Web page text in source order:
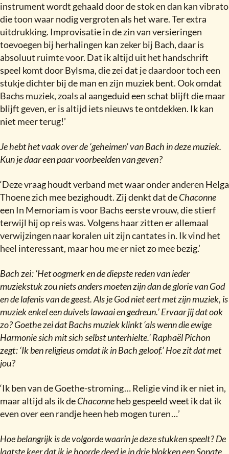
instrument wordt gehaald door de stok en dan kan vibrato
die toon waar nodig vergroten als het ware. Ter extra
uitdrukking. Improvisatie in de zin van versieringen
toevoegen bij herhalingen kan zeker bij Bach, daar is
absoluut ruimte voor. Dat ik altijd uit het handschrift
speel komt door Bylsma, die zei dat je daardoor toch een
stukje dichter bij de man en zijn muziek bent. Ook omdat
Bachs muziek, zoals al aangeduid een schat blijft die maar
blijft geven, er is altijd iets nieuws te ontdekken. Ik kan
niet meer terug!’
Je hebt het vaak over de ‘geheimen’ van Bach in deze muziek.
Kun je daar een paar voorbeelden van geven?
‘Deze vraag houdt verband met waar onder anderen Helga
Thoene zich mee bezighoudt. Zij denkt dat deChaconne
een In Memoriam is voor Bachs eerste vrouw, die stierf
terwijl hij op reis was. Volgens haar zitten er allemaal
verwijzingen naar koralen uit zijn cantates in. Ik vind het
heel interessant, maar hou me er niet zo mee bezig.’
Bach zei:‘Het oogmerk en de diepste reden van ieder
muziekstuk zou niets anders moeten zijn dan de glorie van God
en de lafenis van de geest. Als je God niet eert met zijn muziek, is
muziek enkel een duivels lawaai en gedreun.’ Ervaar jij dat ook
zo?Goethe zei dat Bachs muziek klinkt ‘als wenn die ewige
Harmonie sich mit sich selbst unterhielte.’ Raphaël Pichon
zegt:‘Ik ben religieus omdat ik in Bach geloof.’ Hoe zit dat met
jou?
‘Ik ben van de Goethe-stroming … Religie vind ik er niet in,
maar altijd als ik deChaconneheb gespeeld weet ik dat ik
even over een randje heen heb mogen turen …’
Hoe belangrijk is de volgorde waarin je deze stukken speelt?De
laatste keer dat ik je hoorde deed je in drie blokken een Sonate